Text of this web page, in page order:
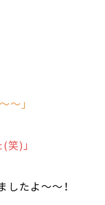
～」
笑)」
たよ～～！